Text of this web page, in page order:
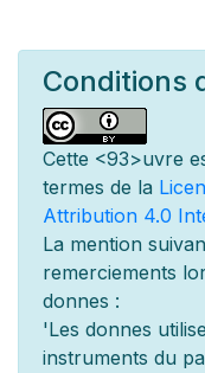
Conditions
Cette <93>uvre
termes de la
Attribution 4.0
La mention
remerciements
donnes :
'Les donnes utilis
instruments du